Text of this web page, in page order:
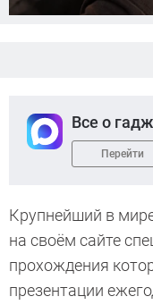
Все о
Перейти
Крупнейший в
на своём сайте
прохождения
презентации